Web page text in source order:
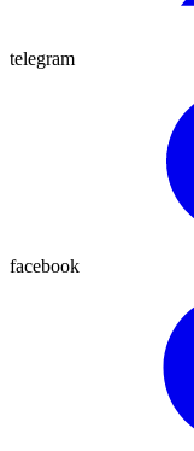
telegram
facebook